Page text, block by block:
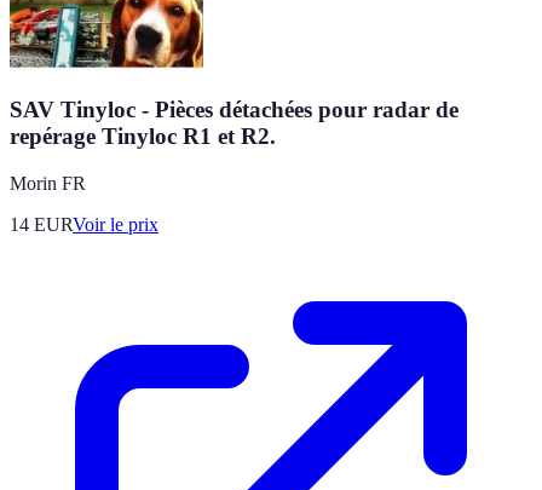
SAV Tinyloc - Pièces détachées pour radar de
repérage Tinyloc R1 et R2.
Morin FR
14 EURVoir le prix